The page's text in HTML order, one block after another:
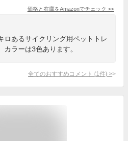
価格と在庫をAmazonでチェック >>
ロあるサイクリング用ペットトレ
ラーは3色あります。
全てのおすすめコメント (1 件) >